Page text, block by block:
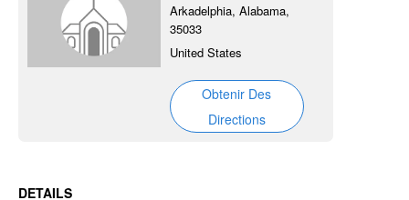
Arkadelphia, Alabama,
35033
United States
Obtenir Des
Directions
DETAILS